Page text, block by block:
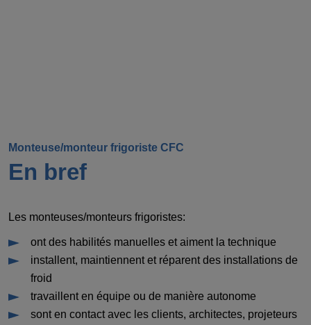
Monteuse/monteur frigoriste CFC
En bref
Les monteuses/monteurs frigoristes:
ont des habilités manuelles et aiment la technique
installent, maintiennent et réparent des installations de
froid
travaillent en équipe ou de manière autonome
sont en contact avec les clients, architectes, projeteurs